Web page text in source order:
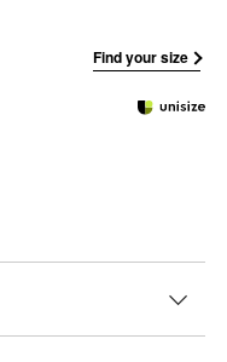
Find your size